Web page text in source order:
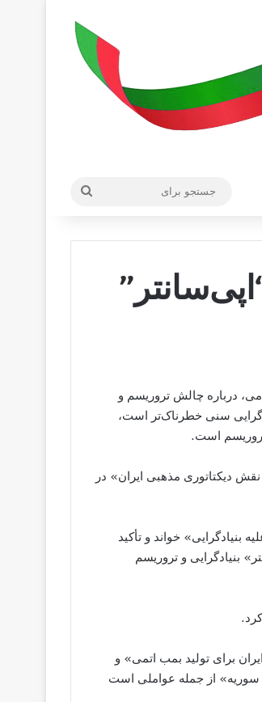
درباره چالش تروریسم و
سنی خطرناک‌تر است،
است.
دیكتاتوری مذهبی ایران» در
بنیادگرایی» خواند و تأکید
بنیادگرایی و تروریسم
برای تولید بمب اتمی» و
سوریه» از جمله عواملی است